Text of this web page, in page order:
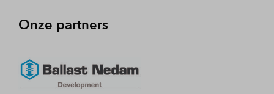
Onze partners